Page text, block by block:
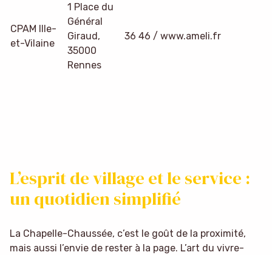
CPAM Ille-
et-Vilaine
1 Place du
Général
Giraud,
35000
Rennes
36 46 / www.ameli.fr
L’esprit de village et le service :
un quotidien simplifié
La Chapelle-Chaussée, c’est le goût de la proximité,
mais aussi l’envie de rester à la page. L’art du vivre-